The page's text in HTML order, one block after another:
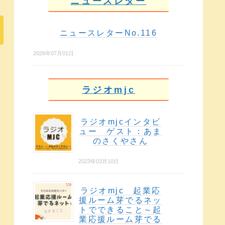
ニュースレターNo.116
2026年07月01日
ラジオmjc
ラジオmjcインタビ
ュー ゲスト：あま
のさくやさん
2023年03月10日
ラジオmjc 起業応
援ルーム芽でるネッ
トでできること～起
業応援ルーム芽でる